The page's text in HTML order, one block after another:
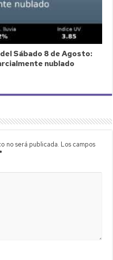
Sábado 8 de Agosto:
nublado
no será publicada. Los campos
*